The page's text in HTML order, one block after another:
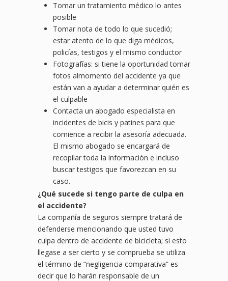
Tomar un tratamiento médico lo antes
posible
Tomar nota de todo lo que sucedió;
estar atento de lo que diga médicos,
policías, testigos y el mismo conductor
Fotografías: si tiene la oportunidad tomar
fotos almomento del accidente ya que
están van a ayudar a determinar quién es
el culpable
Contacta un abogado especialista en
incidentes de bicis y patines para que
comience a recibir la asesoría adecuada.
El mismo abogado se encargará de
recopilar toda la información e incluso
buscar testigos que favorezcan en su
caso.
¿Qué sucede si tengo parte de culpa en
el accidente?
La compañía de seguros siempre tratará de
defenderse mencionando que usted tuvo
culpa dentro de accidente de bicicleta; si esto
llegase a ser cierto y se comprueba se utiliza
el término de “negligencia comparativa” es
decir que lo harán responsable de un